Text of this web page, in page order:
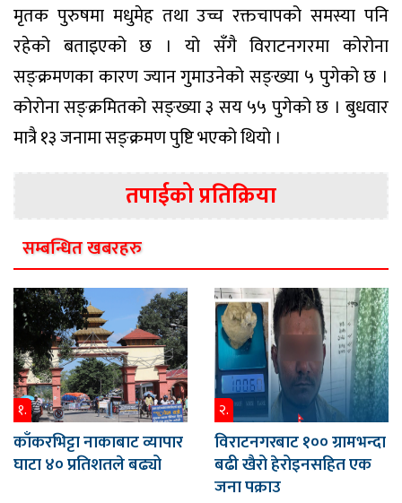
मृतक पुरुषमा मधुमेह तथा उच्च रक्तचापको समस्या पनि
रहेको बताइएको छ । यो सँगै विराटनगरमा कोरोना
सङ्क्रमणका कारण ज्यान गुमाउनेको सङ्ख्या ५ पुगेको छ ।
कोरोना सङ्क्रमितको सङ्ख्या ३ सय ५५ पुगेको छ । बुधवार
मात्रै १३ जनामा सङ्क्रमण पुष्टि भएको थियो ।
तपाईको प्रतिक्रिया
सम्बन्धित खबरहरु
१.
काँकरभिट्टा नाकाबाट व्यापार
घाटा ४० प्रतिशतले बढ्यो
२.
विराटनगरबाट १०० ग्रामभन्दा
बढी खैरो हेरोइनसहित एक
जना पक्राउ